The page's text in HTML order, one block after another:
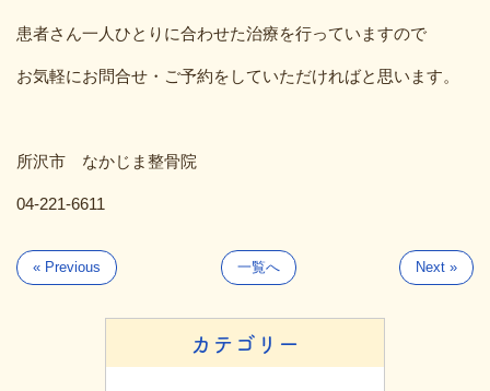
患者さん一人ひとりに合わせた治療を行っていますので
お気軽にお問合せ・ご予約をしていただければと思います。
所沢市 なかじま整骨院
04-221-6611
« Previous 一覧へ Next »
カテゴリー